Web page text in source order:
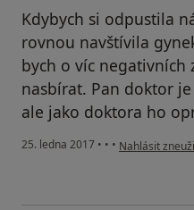
Kdybych si odpustila
rovnou navštívila
bych o víc negativních
nasbírat. Pan doktor
ale jako doktora ho
25. ledna 2017 • • • podle názoru
Nahlásit